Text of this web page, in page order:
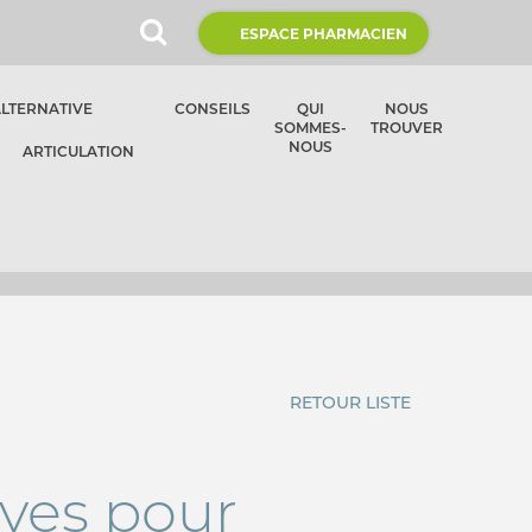
ESPACE PHARMACIEN
ARTICULATION
CONSEILS
QUI
SOMMES-
NOUS
NOUS
TROUVER
RETOUR LISTE
pour